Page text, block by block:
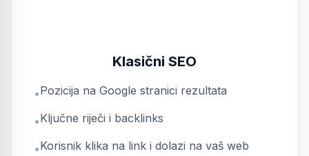
Klasični SEO
•Pozicija na Google stranici rezultata
•Ključne riječi i backlinks
•Korisnik klika na link i dolazi na vaš web